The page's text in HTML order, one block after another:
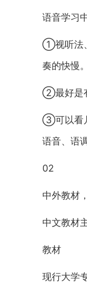
语音学习
①视听法
奏的快慢
②最好是
③可以看
语音、语
02
中外教材
中文教材
教材
现行大学